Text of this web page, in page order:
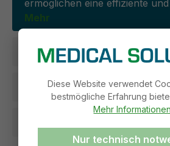
ermöglichen eine effiziente
Mehr
Ausführungen
Rechtliche Informationen
Diese Website verwendet
bestmögliche Erfahrung
Mehr
Nur technisch